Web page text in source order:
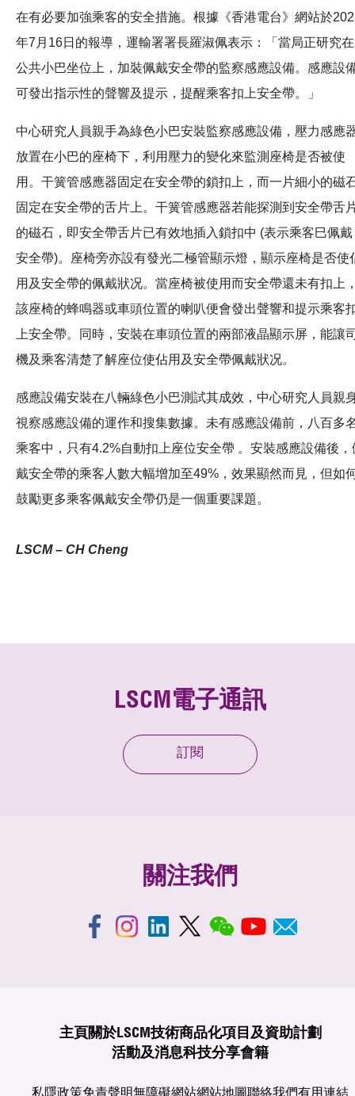
在有必要加強乘客的安全措施。根據《香港電台》網站於
年7月16日的報導，運輸署署長羅淑佩表示：「當局正研究在
公共小巴坐位上，加裝佩戴安全帶的監察感應設備。感應設
可發出指示性的聲響及提示，提醒乘客扣上安全帶。」
中心研究人員親手為綠色小巴安裝監察感應設備，壓力感應
放置在小巴的座椅下，利用壓力的變化來監測座椅是否被使
用。干簧管感應器固定在安全帶的鎖扣上，而一片細小的磁
固定在安全帶的舌片上。干簧管感應器若能探測到安全帶舌
的磁石，即安全帶舌片已有效地插入鎖扣中 (表示乘客巳佩戴
安全帶)。座椅旁亦設有發光二極管顯示燈，顯示座椅是否使
用及安全帶的佩戴狀况。當座椅被使用而安全帶還未有扣上
該座椅的蜂鳴器或車頭位置的喇叭便會發出聲響和提示乘客
上安全帶。同時，安裝在車頭位置的兩部液晶顯示屏，能讓
機及乘客清楚了解座位使佔用及安全帶佩戴狀况。
感應設備安裝在八輛綠色小巴測試其成效，中心研究人員親
視察感應設備的運作和搜集數據。未有感應設備前，八百多
乘客中，只有4.2%自動扣上座位安全帶 。安裝感應設備後，
戴安全帶的乘客人數大幅增加至49%，效果顯然而見，但如
鼓勵更多乘客佩戴安全帶仍是一個重要課題。
LSCM – CH Cheng
LSCM電子通訊
訂閱
關注我們
主頁 關於LSCM技術商品化項目及資助計劃
活動及消息科技分享會籍